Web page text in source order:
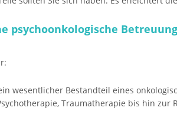
psychoonkologische
wesentlicher Bestandteil eines
Traumatherapie bis hin